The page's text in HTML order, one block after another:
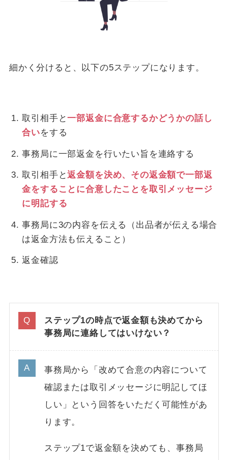
細かく分けると、以下の5ステップになります。
取引相手と一部返金に合意するかどうかの話し
合いをする
事務局に一部返金を行いたい旨を連絡する
取引相手と返金額を決め、その返金額で一部返
金をすることに合意したことを取引メッセージ
に明記する
事務局に3の内容を伝える（出品者が伝える場合
は返金方法も伝えること）
返金確認
ステップ1の時点で返金額も決めてから
事務局に連絡してはいけない？
事務局から「改めて合意の内容について
確認または取引メッセージに明記してほ
しい」という回答をいただく可能性があ
ります。
ステップ1で返金額を決めても、事務局